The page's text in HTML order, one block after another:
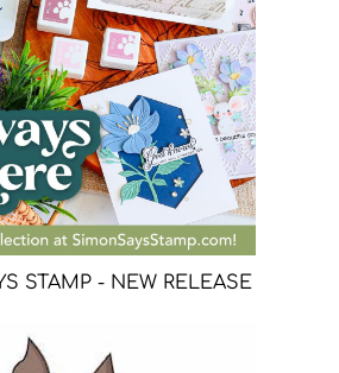
STAMP - NEW RELEASE